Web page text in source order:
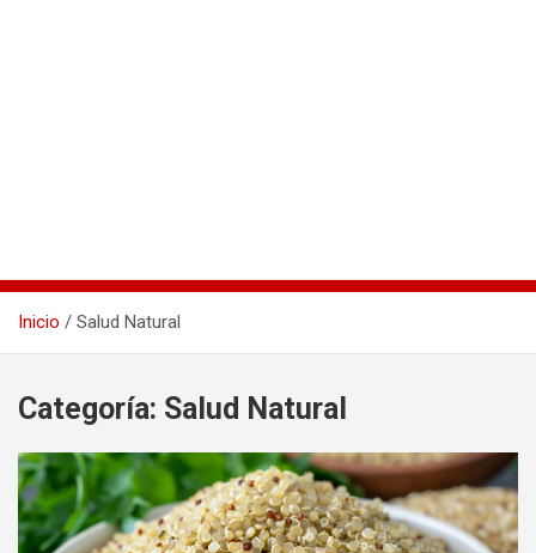
Inicio Salud Natural
Categoría: Salud Natural